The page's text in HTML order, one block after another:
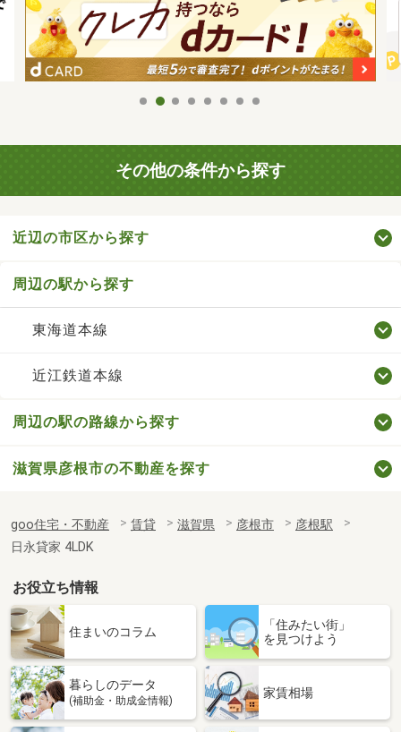
その他の条件から探す
近辺の市区から探す
周辺の駅から探す
東海道本線
近江鉄道本線
周辺の駅の路線から探す
滋賀県彦根市の不動産を探す
goo住宅・不動産 賃貸 滋賀県 彦根市
彦根駅
日永貸家 4LDK
お役立ち情報
住まいのコラム
「住みたい街」
を見つけよう
暮らしのデータ
(補助金・助成金情報)
家賃相場